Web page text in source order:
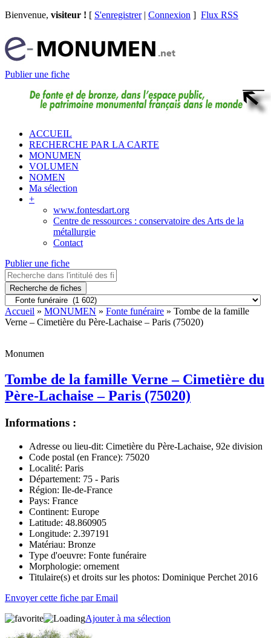
Bienvenue, visiteur ! [ S'enregistrer| Connexion ] Flux RSS
Publier une fiche
ACCUEIL
RECHERCHE PAR LA CARTE
MONUMEN
VOLUMEN
NOMEN
Ma sélection
+
www.fontesdart.org
Centre de ressources : conservatoire des Arts de la
métallurgie
Contact
Publier une fiche
Recherche de fiches
Accueil » MONUMEN » Fonte funéraire » Tombe de la famille
Verne – Cimetière du Père-Lachaise – Paris (75020)
Monumen
Tombe de la famille Verne – Cimetière du
Père-Lachaise – Paris (75020)
Informations :
Adresse ou lieu-dit: Cimetière du Père-Lachaise, 92e division
Code postal (en France): 75020
Localité: Paris
Département: 75 - Paris
Région: Ile-de-France
Pays: France
Continent: Europe
Latitude: 48.860905
Longitude: 2.397191
Matériau: Bronze
Type d'oeuvre: Fonte funéraire
Morphologie: ornement
Titulaire(s) et droits sur les photos: Dominique Perchet 2016
Envoyer cette fiche par Email
Ajouter à ma sélection